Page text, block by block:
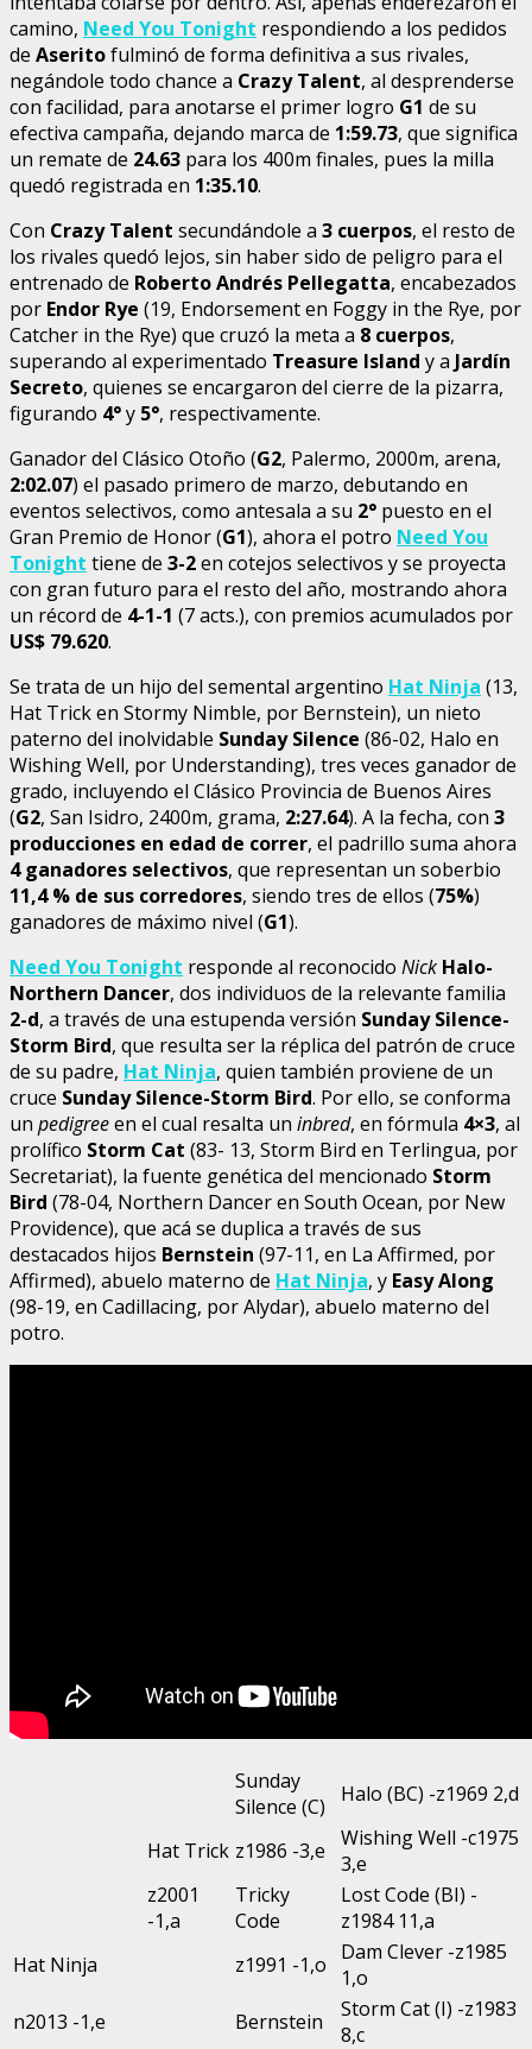
camino, Need You Tonight respondiendo a los pedidos
de Aseritofulminó de forma definitiva a sus rivales,
negándole todo chance a Crazy Talent, al desprenderse
con facilidad, para anotarse el primer logro G1 de su
efectiva campaña, dejando marca de 1:59.73, que significa
un remate de 24.63 para los 400m finales, pues la milla
quedó registrada en 1:35.10.
Con Crazy Talent secundándole a 3 cuerpos, el resto de
los rivales quedó lejos, sin haber sido de peligro para el
entrenado de Roberto Andrés Pellegatta, encabezados
por Endor Rye (19, Endorsement en Foggy in the Rye, por
Catcher in the Rye) que cruzó la meta a 8 cuerpos,
superando al experimentado Treasure Island y a Jardín
Secreto, quienes se encargaron del cierre de la pizarra,
figurando 4°y 5°, respectivamente.
Ganador del Clásico Otoño (G2, Palermo, 2000m, arena,
2:02.07) el pasado primero de marzo, debutando en
eventos selectivos, como antesala a su 2° puesto en el
Gran Premio de Honor (G1), ahora el potro Need You
Tonight tiene de 3-2en cotejos selectivos y se proyecta
con gran futuro para el resto del año, mostrando ahora
un récord de 4-1-1 (7 acts.), con premios acumulados por
US$ 79.620.
Se trata de un hijo del semental argentino Hat Ninja (13,
Hat Trick en Stormy Nimble, por Bernstein), un nieto
paterno del inolvidable Sunday Silence (86-02, Halo en
Wishing Well, por Understanding), tres veces ganador de
grado, incluyendo el Clásico Provincia de Buenos Aires
(G2, San Isidro, 2400m, grama, 2:27.64). A la fecha, con 3
producciones en edad de correr, el padrillo suma ahora
4 ganadores selectivos, que representan un soberbio
11,4 % de sus corredores, siendo tres de ellos (75%)
ganadores de máximo nivel (G1).
Need You Tonight responde al reconocido Nick Halo-
Northern Dancer, dos individuos de la relevante familia
2-d, a través de una estupenda versión Sunday Silence-
Storm Bird, que resulta ser la réplica del patrón de cruce
de su padre, Hat Ninja, quien también proviene de un
cruce Sunday Silence-Storm Bird. Por ello, se conforma
un pedigreeen el cual resalta un inbred, en fórmula 4×3, al
prolífico Storm Cat (83- 13, Storm Bird en Terlingua, por
Secretariat), la fuente genética del mencionado Storm
Bird (78-04, Northern Dancer en South Ocean, por New
Providence), que acá se duplica a través de sus
destacados hijos Bernstein (97-11, en La Affirmed, por
Affirmed), abuelo materno de Hat Ninja, y Easy Along
(98-19, en Cadillacing, por Alydar), abuelo materno del
potro.
Sunday
Silence (C)
Halo (BC) -z1969 2,d
Hat Trick z1986 -3,e
Wishing Well -c1975
3,e
z2001
-1,a
Tricky
Code
Lost Code (BI) -
z1984 11,a
Hat Ninja
z1991 -1,o
Dam Clever -z1985
1,o
n2013 -1,e
Bernstein
Storm Cat (I) -z1983
8,c